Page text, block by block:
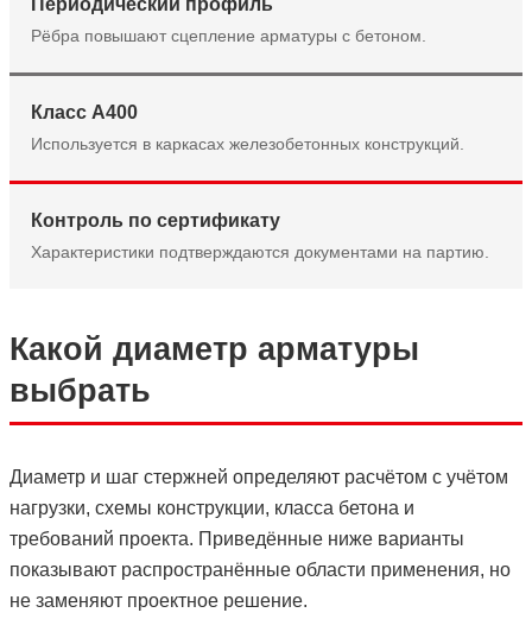
Рёбра повышают сцепление арматуры с бетоном.
Класс А400
Используется в каркасах железобетонных конструкций.
Контроль по сертификату
Характеристики подтверждаются документами на партию.
Какой диаметр арматуры
выбрать
Диаметр и шаг стержней определяют расчётом с учётом
нагрузки, схемы конструкции, класса бетона и
требований проекта. Приведённые ниже варианты
показывают распространённые области применения, но
не заменяют проектное решение.